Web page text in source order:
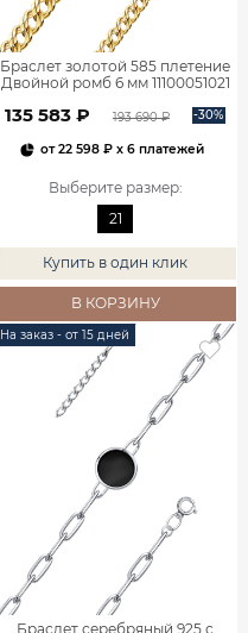
Браслет золотой 585 плетение
Двойной ромб 6 мм 11100051021
135 583 ₽ 193 690 ₽ -30%
от22 598 ₽ x 6 платежей
Выберите размер:
21
Купить в один клик
В КОРЗИНУ
На заказ - от 15 дней
Браслет серебряный 925 с